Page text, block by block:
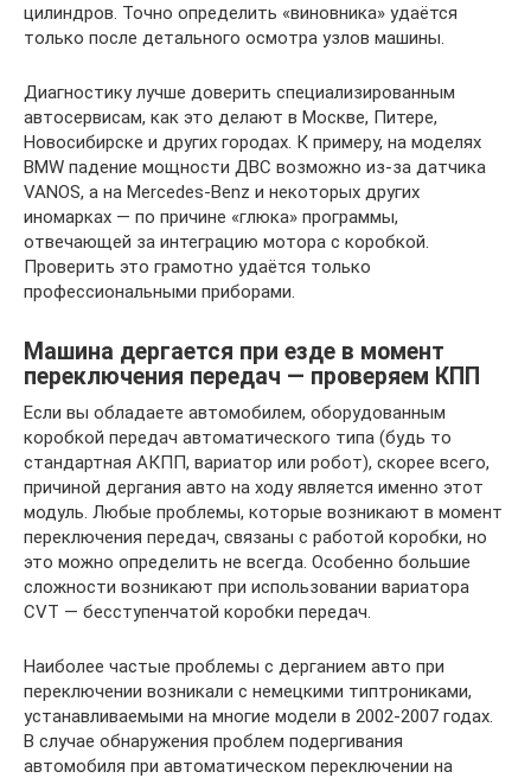
цилиндров. Точно определить «виновника» удаётся
только после детального осмотра узлов машины.
Диагностику лучше доверить специализированным
автосервисам, как это делают в Москве, Питере,
Новосибирске и других городах. К примеру, на моделях
BMW падение мощности ДВС возможно из-за датчика
VANOS, а на Mercedes-Benz и некоторых других
иномарках — по причине «глюка» программы,
отвечающей за интеграцию мотора с коробкой.
Проверить это грамотно удаётся только
профессиональными приборами.
Машина дергается при езде в момент
переключения передач — проверяем КПП
Если вы обладаете автомобилем, оборудованным
коробкой передач автоматического типа (будь то
стандартная АКПП, вариатор или робот), скорее всего,
причиной дергания авто на ходу является именно этот
модуль. Любые проблемы, которые возникают в момент
переключения передач, связаны с работой коробки, но
это можно определить не всегда. Особенно большие
сложности возникают при использовании вариатора
CVT — бесступенчатой коробки передач.
Наиболее частые проблемы с дерганием авто при
переключении возникали с немецкими типтрониками,
устанавливаемыми на многие модели в 2002-2007 годах.
В случае обнаружения проблем подергивания
автомобиля при автоматическом переключении на